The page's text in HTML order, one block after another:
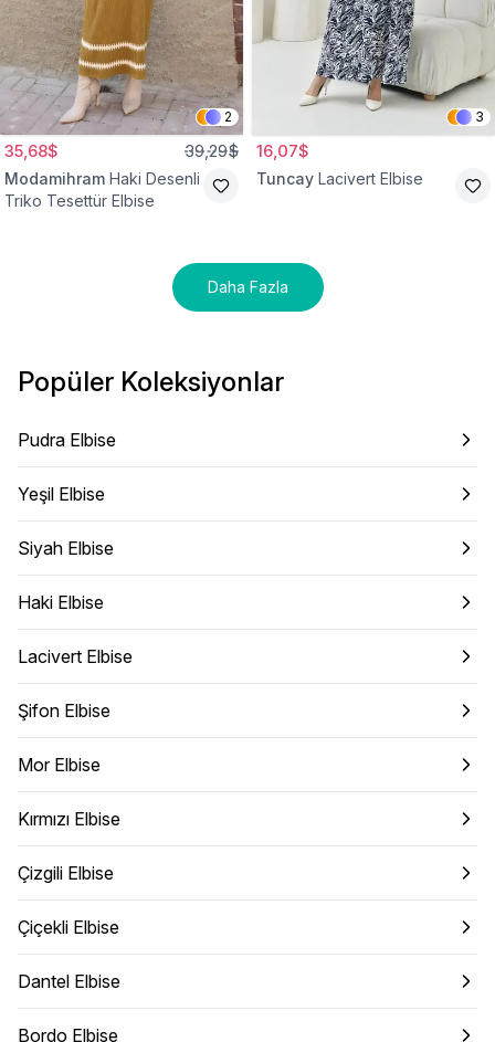
2
35,68$ 39,29$
Modamihram Haki Desenli
Triko Tesettür Elbise
3
16,07$
Tuncay Lacivert Elbise
Daha Fazla
Popüler Koleksiyonlar
Pudra Elbise
Yeşil Elbise
Siyah Elbise
Haki Elbise
Lacivert Elbise
Şifon Elbise
Mor Elbise
Kırmızı Elbise
Çizgili Elbise
Çiçekli Elbise
Dantel Elbise
Bordo Elbise